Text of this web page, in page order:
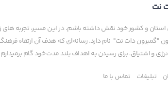
نت
و کشور خود نقش داشته باشم. در این مسیر، تجربه های
دات نت" نام دارد. رسانه‌ای که هدف آن ارتقاء
و اشتیاق، برای رسیدن به اهداف بلند مدت خود گام
تبلیغات تماس با ما